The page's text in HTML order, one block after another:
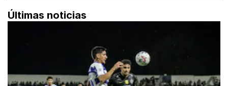
Últimas noticias